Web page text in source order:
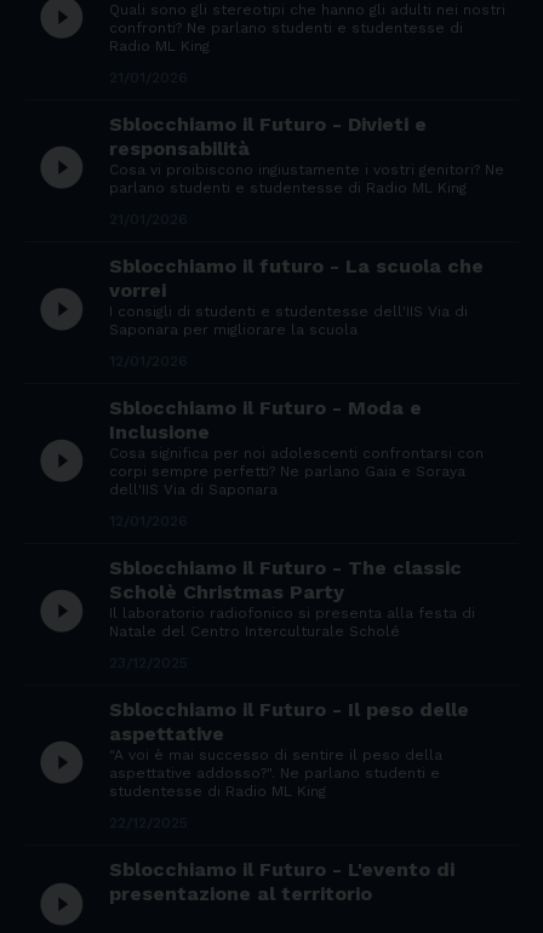
play_circle_filled
Quali sono gli stereotipi che hanno gli adulti nei nostri
confronti? Ne parlano studenti e studentesse di
Radio ML King
play_circle_filled
Sblocchiamo il Futuro - Divieti e
responsabilità
Cosa vi proibiscono ingiustamente i vostri genitori? Ne
parlano studenti e studentesse di Radio ML King
play_circle_filled
Sblocchiamo il futuro - La scuola che
vorrei
I consigli di studenti e studentesse dell'IIS Via di
Saponara per migliorare la scuola
play_circle_filled
Sblocchiamo il Futuro - Moda e
Inclusione
Cosa significa per noi adolescenti confrontarsi con
corpi sempre perfetti? Ne parlano Gaia e Soraya
dell'IIS Via di Saponara
play_circle_filled
Sblocchiamo il Futuro - The classic
Scholè Christmas Party
Il laboratorio radiofonico si presenta alla festa di
Natale del Centro Interculturale Scholé
play_circle_filled
Sblocchiamo il Futuro - Il peso delle
aspettative
"A voi è mai successo di sentire il peso della
aspettative addosso?". Ne parlano studenti e
studentesse di Radio ML King
play_circle_filled
Sblocchiamo il Futuro - L'evento di
presentazione al territorio